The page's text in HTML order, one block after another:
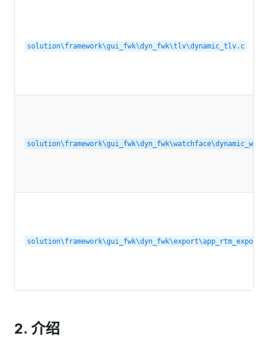
solution\framework\gui_fwk\dyn_fwk\tlv\dynamic_tlv.c
2. 介绍